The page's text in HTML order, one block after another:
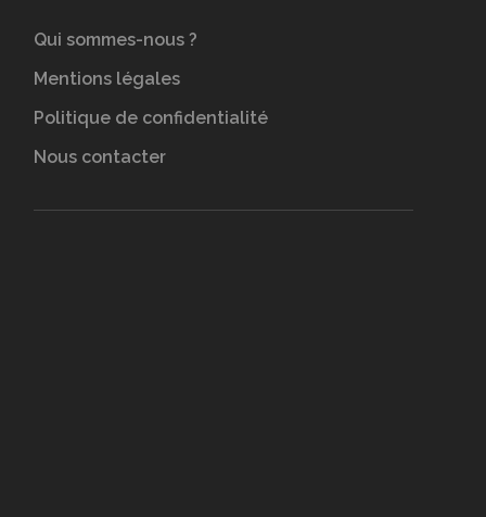
Qui sommes-nous ?
Mentions légales
Politique de confidentialité
Nous contacter